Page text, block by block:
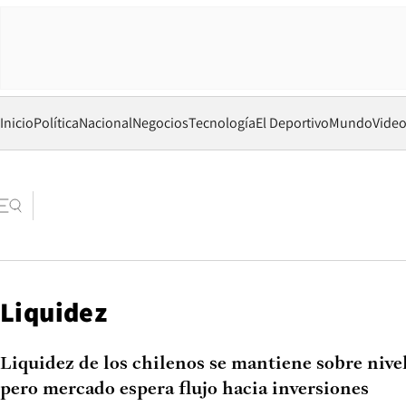
InicioPolíticaNacionalNegociosTecnologíaEl DeportivoMundo
Liquidez
Liquidez de los chilenos se mantiene sobre
pero mercado espera flujo hacia inversiones